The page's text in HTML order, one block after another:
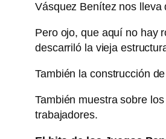
Vásquez Benítez nos lleva
Pero ojo, que aquí no hay
descarriló la vieja
También la construcción
También muestra sobre
trabajadores.